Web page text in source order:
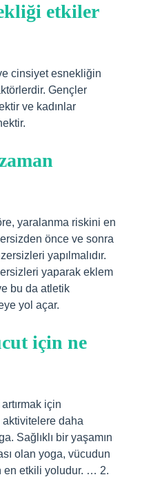
etkiler
cinsiyet esnekliğin
Gençler
ve kadınlar
yaralanma riskini en
önce ve sonra
yapılmalıdır.
yaparak eklem
bu da atletik
yol açar.
için ne
için
daha
Sağlıklı bir yaşamın
olan yoga, vücudun
en etkili yoludur. … 2.